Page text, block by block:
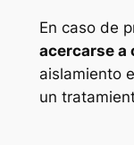
En caso de
acercarse a
aislamiento
un